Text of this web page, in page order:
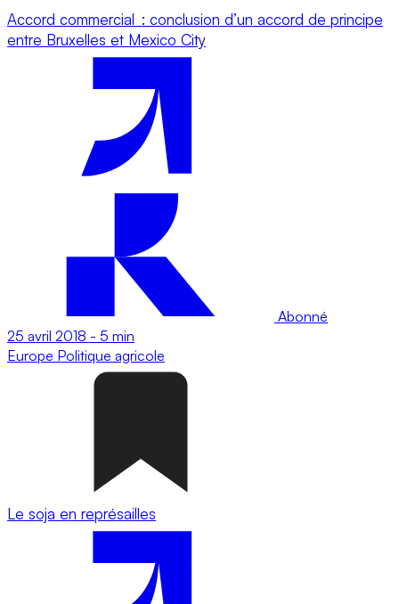
Accord commercial : conclusion d’un accord de principe
entre Bruxelles et Mexico City
Abonné
25 avril 2018 - 5 min
Europe Politique agricole
Le soja en représailles